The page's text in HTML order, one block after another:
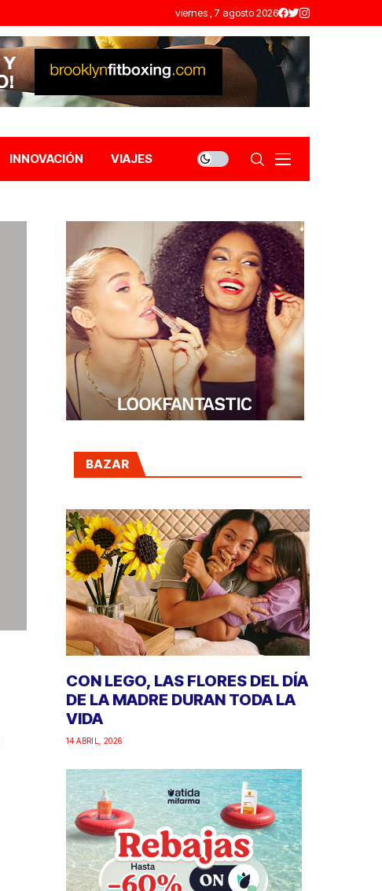
viernes , 7 agosto 2026
INNOVACIÓN VIAJES
BAZAR
CON LEGO, LAS FLORES DEL DÍA
DE LA MADRE DURAN TODA LA
VIDA
14 ABRIL, 2026